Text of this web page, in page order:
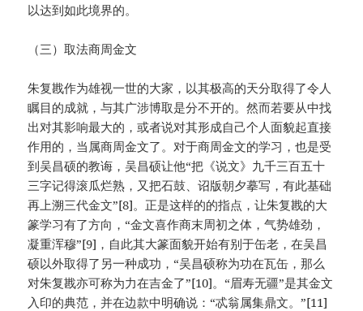
以达到如此境界的。
（三）取法商周金文
朱复戡作为雄视一世的大家，以其极高的天分取得了令人
瞩目的成就，与其广涉博取是分不开的。然而若要从中找
出对其影响最大的，或者说对其形成自己个人面貌起直接
作用的，当属商周金文了。对于商周金文的学习，也是受
到吴昌硕的教诲，吴昌硕让他“把《说文》九千三百五十
三字记得滚瓜烂熟，又把石鼓、诏版朝夕摹写，有此基础
再上溯三代金文”[8]。正是这样的的指点，让朱复戡的大
篆学习有了方向，“金文喜作商末周初之体，气势雄劲，
凝重浑穆”[9]，自此其大篆面貌开始有别于缶老，在吴昌
硕以外取得了另一种成功，“吴昌硕称为功在瓦缶，那么
对朱复戡亦可称为力在吉金了”[10]。“眉寿无疆”是其金文
入印的典范，并在边款中明确说：“忒翁属集鼎文。”[11]